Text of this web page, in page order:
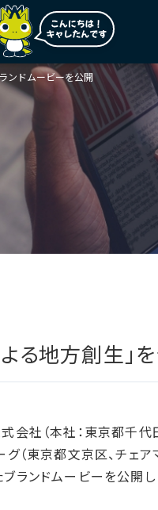
トップメッ
サステナビ
ステートメ
マテリアリ
事業セグ
ビジネス
イニシアチ
加盟/評価
ンドムービーを公開
よる地方創生
会社（本社：東京都千代
グ（東京都文京区、チェ
ランドムービーを公開し